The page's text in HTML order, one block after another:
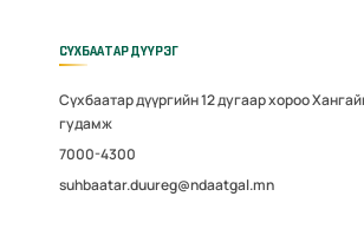
СҮХБААТАР ДҮҮРЭГ
Сүхбаатар дүүргийн 12 дугаар хороо
гудамж
7000-4300
suhbaatar.duureg@ndaatgal.mn